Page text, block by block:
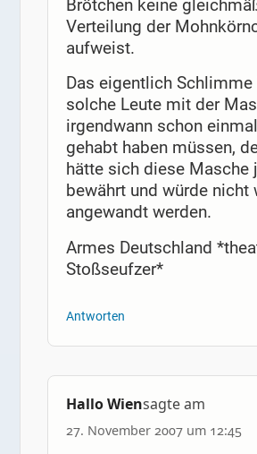
Brötchen keine
Verteilung der
aufweist.
Das eigentlich
solche Leute mit der
irgendwann schon
gehabt haben müssen,
hätte sich diese Masche
bewährt und würde nicht
angewandt werden.
Armes Deutschland
Stoßseufzer*
Antworten
Hallo Wiensagte am
27. November 2007 um 12:45